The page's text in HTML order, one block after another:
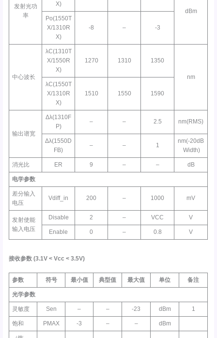
发射光功
率
X)
dBm
Po(1550T
X/1310R
X)
-8 – -3
中心波长
λC(1310T
X/1550R
X)
1270 1310 1350
nm
λC(1550T
X/1310R
X)
1510 1550 1590
输出谱宽
Δλ(1310F
P)
– – 2.5 nm(RMS)
Δλ(1550D
FB)
– – 1
nm(-20dB
Width)
消光比 ER 9 – – dB
电学参数
差分输入
电压
Vdiff_in 200 – 1000 mV
发射使能
输入电压
Disable 2 – VCC V
Enable 0 – 0.8 V
接收参数 (3.1V <Vcc < 3.5V)
参数 符号 最小值 典型值 最大值 单位 备注
光学参数
灵敏度 Sen – – -23 dBm 1
饱和 PMAX -3 – – dBm